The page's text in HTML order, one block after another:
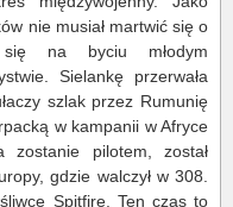
nie musiał martwić się o
się na byciu młodym
Sielankę przerwała
szlak przez Rumunię
w kampanii w Afryce
zostanie pilotem, został
gdzie walczył w 308.
Spitfire. Ten czas to